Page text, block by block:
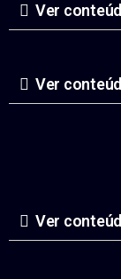
Ver
Ver
Ver